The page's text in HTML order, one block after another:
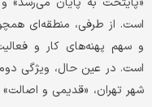
و سهم پهنه‌های کار و
است. در عین حال، ویژگی